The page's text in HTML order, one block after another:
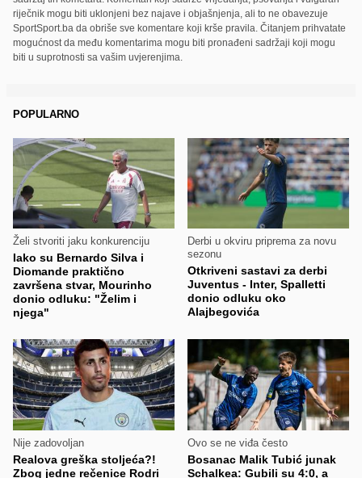
riječnik mogu biti uklonjeni bez najave i objašnjenja, ali to ne obavezuje
SportSport.ba da obriše sve komentare koji krše pravila. Čitanjem prihvatate
mogućnost da među komentarima mogu biti pronađeni sadržaji koji mogu
biti u suprotnosti sa vašim uvjerenjima.
POPULARNO
Želi stvoriti jaku konkurenciju
Iako su Bernardo Silva i
Diomande praktično
završena stvar, Mourinho
donio odluku: "Želim i
njega"
Derbi u okviru priprema za novu
sezonu
Otkriveni sastavi za derbi
Juventus - Inter, Spalletti
donio odluku oko
Alajbegovića
Nije zadovoljan
Realova greška stoljeća?!
Zbog jedne rečenice Rodri
Ovo se ne viđa često
Bosanac Malik Tubić junak
Schalkea: Gubili su 4:0, a